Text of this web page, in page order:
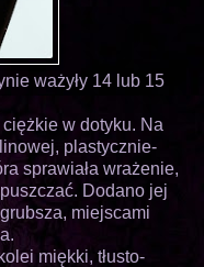
ważyły 14 lub 15
w dotyku. Na
plastycznie-
sprawiała wrażenie,
Dodano jej
miejscami
miękki, tłusto-